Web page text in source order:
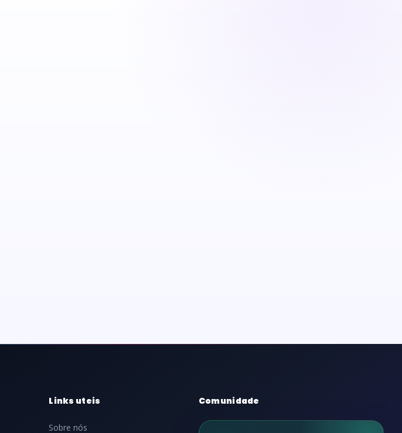
Links uteis
Sobre nós
Comunidade